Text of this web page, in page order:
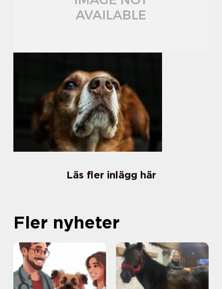
Läs fler inlägg här
Fler nyheter